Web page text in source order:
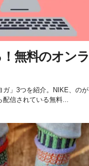
無料のオン
」3つを紹介。NIKE、の
配信されている無料...